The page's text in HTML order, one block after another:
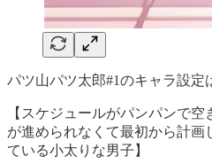
パツ山パツ太郎#1のキャラ設定
【スケジュールがパンパンで
が進められなくて最初から計画
ている小太りな男子】